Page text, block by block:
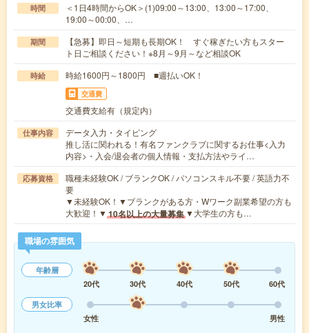
時間
＜1日4時間からOK＞(1)09:00～13:00、13:00～17:00、
19:00～00:00、…
期間
【急募】即日～短期も長期OK！ すぐ稼ぎたい方もスター
ト日ご相談ください！※8月～9月～など相談OK
時給 時給1600円～1800円 ■週払いOK！
交通費
交通費支給有（規定内）
仕事内容
データ入力・タイピング
推し活に関われる！有名ファンクラブに関するお仕事<入力
内容>・入会/退会者の個人情報・支払方法やライ…
応募資格
職種未経験OK / ブランクOK / パソコンスキル不要 / 英語力不
要
▼未経験OK！▼ブランクがある方・Wワーク副業希望の方も
大歓迎！▼ 10名以上の大量募集 ▼大学生の方も…
職場の雰囲気
年齢層
20代
30代 40代 50代
60代
男女比率
女性
男性